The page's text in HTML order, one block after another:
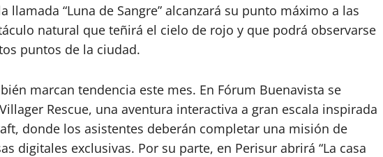
llamada “Luna de Sangre” alcanzará su punto máximo a las
natural que teñirá el cielo de rojo y que podrá observarse
puntos de la ciudad.
marcan tendencia este mes. En Fórum Buenavista se
Rescue, una aventura interactiva a gran escala inspirada
, donde los asistentes deberán completar una misión de
digitales exclusivas. Por su parte, en Perisur abrirá “La casa